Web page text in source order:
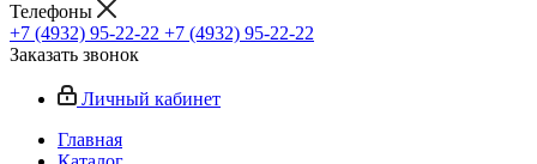
Телефоны
+7 (4932) 95-22-22 +7 (4932) 95-22-22
Заказать звонок
Личный кабинет
Главная